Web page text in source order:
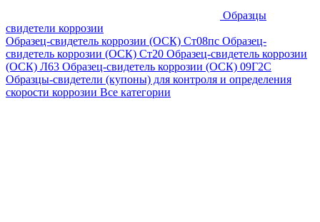
Образцы
свидетели коррозии
Образец-свидетель коррозии (ОСК) Ст08пс Образец-
свидетель коррозии (ОСК) Ст20 Образец-свидетель коррозии
(ОСК) Л63 Образец-свидетель коррозии (ОСК) 09Г2С
Образцы-свидетели (купоны) для контроля и определения
скорости коррозии Все категории